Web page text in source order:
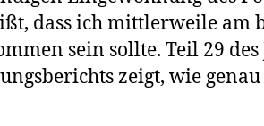
k
dass ich mittlerweile am
sein sollte. Teil 29 des
zeigt, wie